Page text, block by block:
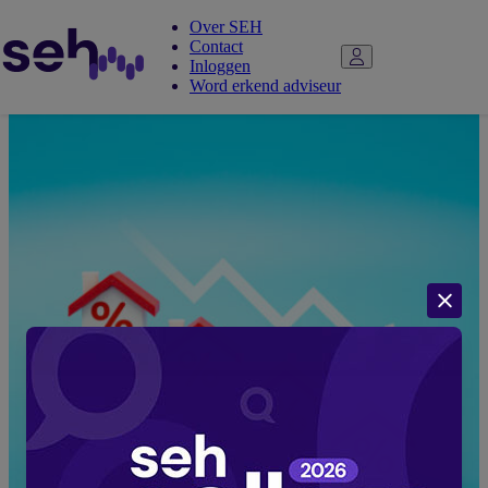
Over SEH
Contact
Inloggen
Word erkend adviseur